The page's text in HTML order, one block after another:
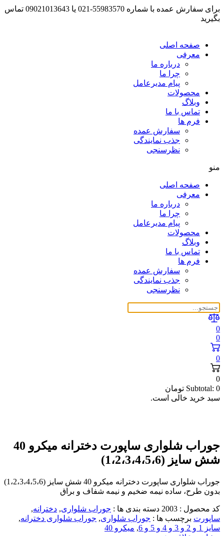
برای سفارش عمده با شماره 55983570-021 یا 09021013643 تماس
بگیرید
صفحه اصلی
معرفی
درباره ما
چرا ما
پیام مدیرعامل
محصولات
وبلاگ
تماس با ما
فرم ها
سفارش عمده
جذب نمایندگی
نظرسنجی
منو
صفحه اصلی
معرفی
درباره ما
چرا ما
پیام مدیرعامل
محصولات
وبلاگ
تماس با ما
فرم ها
سفارش عمده
جذب نمایندگی
نظرسنجی
0
0
0
0
Subtotal: 0
تومان
سبد خرید خالی است.
جوراب شلواری ساپورت دخترانه میکرو 40
شش سایز (1،2،3،4،5،6)
جوراب شلواری ساپورت دخترانه میکرو 40 شش سایز (1،2،3،4،5،6)
بدون طرح، ساده نیمه ضخیم و نیمه شفاف و براق
کد محصول : 2003 دسته بندی ها : جوراب شلواری, دخترانه,
ساپورت برچسب ها : جوراب شلواری, جوراب شلواری دخترانه,
سایز 1 و 2 و 3 و 4 و 5 و 6
, میکرو 40